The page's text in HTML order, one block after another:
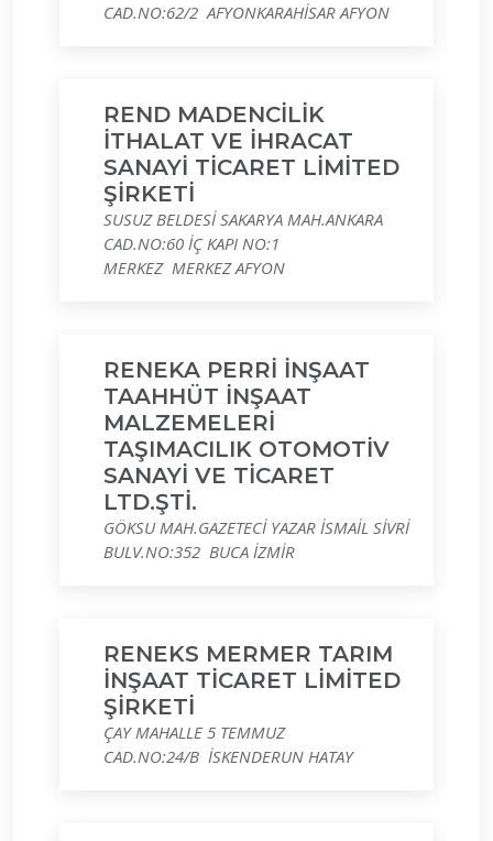
CAD.NO:62/2 AFYONKARAHİSAR AFYON
REND MADENCİLİK
İTHALAT VE İHRACAT
SANAYİ TİCARET LİMİTED
ŞİRKETİ
SUSUZ BELDESİ SAKARYA MAH.ANKARA
CAD.NO:60 İÇ KAPI NO:1
MERKEZ MERKEZ AFYON
RENEKA PERRİ İNŞAAT
TAAHHÜT İNŞAAT
MALZEMELERİ
TAŞIMACILIK OTOMOTİV
SANAYİ VE TİCARET
LTD.ŞTİ.
GÖKSU MAH.GAZETECİ YAZAR İSMAİL SİVRİ
BULV.NO:352 BUCA İZMİR
RENEKS MERMER TARIM
İNŞAAT TİCARET LİMİTED
ŞİRKETİ
ÇAY MAHALLE 5 TEMMUZ
CAD.NO:24/B İSKENDERUN HATAY